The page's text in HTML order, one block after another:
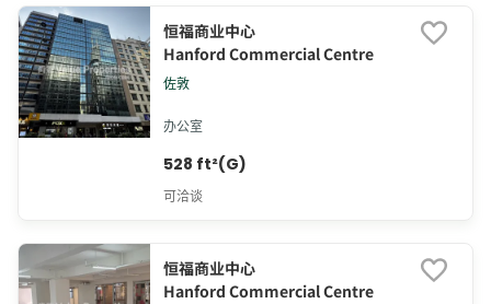
恒福商业中心
Hanford Commercial Centre
佐敦
办公室
528 ft²(G)
可洽谈
恒福商业中心
Hanford Commercial Centre